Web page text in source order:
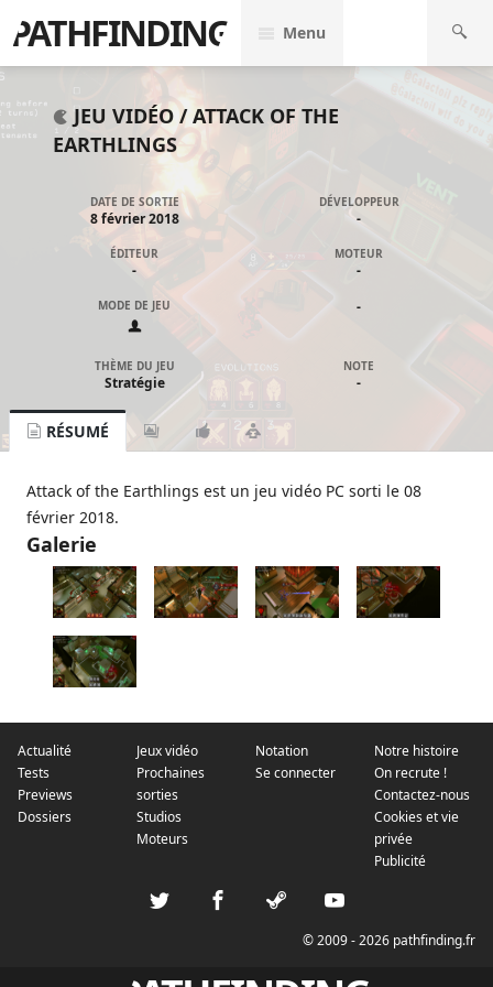
PATHFINDING Menu
JEU VIDÉO /ATTACK OF THE
EARTHLINGS
DATE DE SORTIE
8 février 2018
DÉVELOPPEUR
-
ÉDITEUR
-
MOTEUR
-
MODE DE JEU -
THÈME DU JEU
Stratégie
NOTE
-
RÉSUMÉ
Attack of the Earthlings est un jeu vidéo PC sorti le 08
février 2018.
Galerie
Actualité
Tests
Previews
Dossiers
Jeux vidéo
Prochaines
sorties
Studios
Moteurs
Notation
Se connecter
Notre histoire
On recrute !
Contactez-nous
Cookies et vie
privée
Publicité
© 2009 - 2026 pathfinding.fr